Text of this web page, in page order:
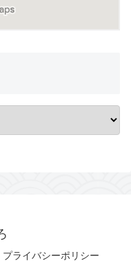
プライバシーポリシー